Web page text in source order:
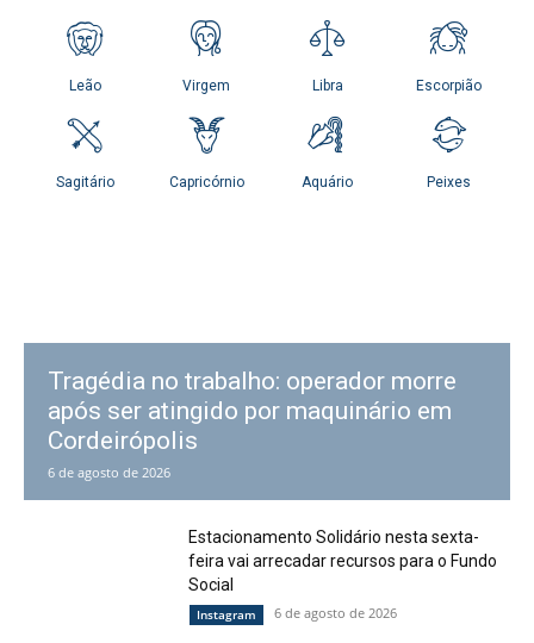
Tragédia no trabalho: operador morre
após ser atingido por maquinário em
Cordeirópolis
6 de agosto de 2026
Estacionamento Solidário nesta sexta-
feira vai arrecadar recursos para o Fundo
Social
Instagram 6 de agosto de 2026